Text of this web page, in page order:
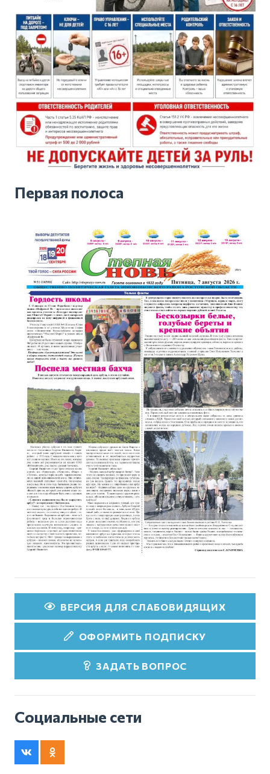
Первая полоса
ВЕРСИЯ ДЛЯ СЛАБОВИДЯЩИХ
ОФОРМИТЬ ПОДПИСКУ
ЗАДАТЬ ВОПРОС
Социальные сети